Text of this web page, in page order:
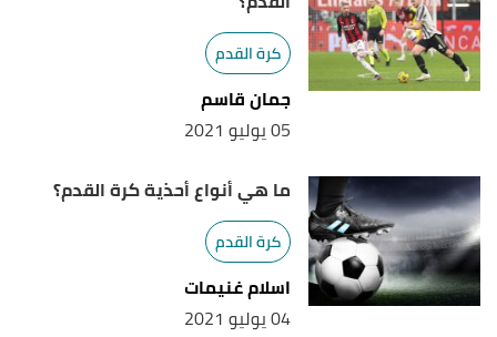
كرة القدم
جمان قاسم
05 يوليو 2021
ما هي أنواع أحذية كرة القدم؟
كرة القدم
اسلام غنيمات
04 يوليو 2021